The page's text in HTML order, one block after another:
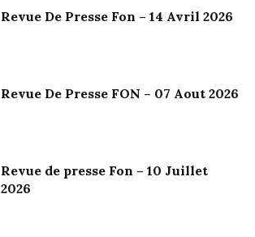
Revue De Presse Fon – 14 Avril 2026
Revue De Presse FON – 07 Aout 2026
Revue de presse Fon – 10 Juillet
2026